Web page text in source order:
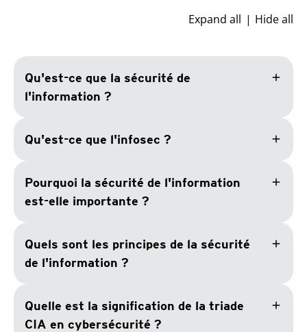
Expand all Hide all
Qu'est-ce que la sécurité de
l'information ?
add
Qu'est-ce que l'infosec ? add
Pourquoi la sécurité de l'information
est-elle importante ?
add
Quels sont les principes de la sécurité
de l'information ?
add
Quelle est la signification de la triade
CIA en cybersécurité ?
add